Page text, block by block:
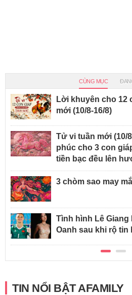
CÙNG MỤC
Lời khuyên cho 12
mới (10/8-16/8)
Tử vi tuần mới (10/
phúc cho 3 con
tiền bạc đều lên
3 chòm sao may
Tình hình Lê Giang
Oanh sau khi rộ tin
TIN NỔI BẬT AFAMILY